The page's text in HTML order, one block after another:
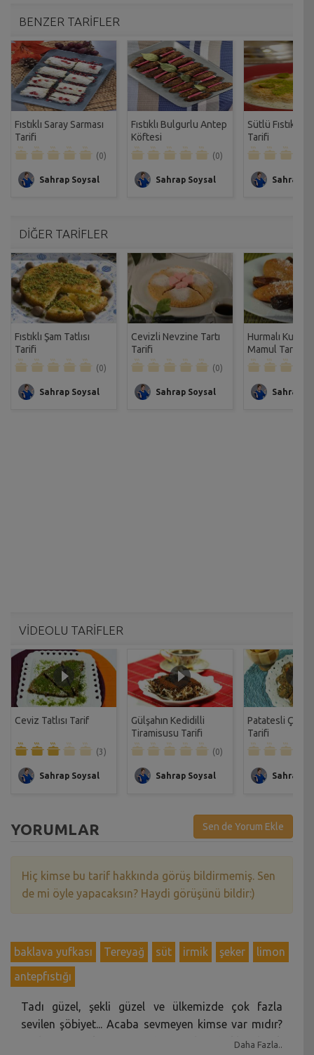
BENZER TARİFLER
Fıstıklı Saray Sarması
Tarifi
(0)
Sahrap Soysal
Fıstıklı Bulgurlu Antep
Köftesi
(0)
Sahrap Soysal
Sütlü Fıstıklı
Tarifi
Sahrap
DİĞER TARİFLER
Fıstıklı Şam Tatlısı
Tarifi
(0)
Sahrap Soysal
Cevizli Nevzine Tartı
Tarifi
(0)
Sahrap Soysal
Hurmalı
Mamul Tarifi
Sahrap
VİDEOLU TARİFLER
Ceviz Tatlısı Tarif
(3)
Sahrap Soysal
Gülşahın Kedidilli
Tiramisusu Tarifi
(0)
Sahrap Soysal
Patatesli Çıtır
Tarifi
Sahrap
YORUMLAR Sen de Yorum Ekle
Hiç kimse bu tarif hakkında görüş bildirmemiş. Sen
de mi öyle yapacaksın? Haydi görüşünü bildir:)
baklava yufkası Tereyağ süt irmik şeker
limon
antepfıstığı
Tadı güzel, şekli güzel ve ülkemizde çok fazla
sevilen şöbiyet... Acaba sevmeyen kimse var mıdır?
Tatlı tarifleri kategorisinde yer alan, bakla olarak
Daha Fazla..